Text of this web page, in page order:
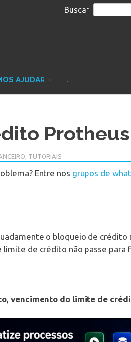
Buscar
AJUDAR .
Protheus
TUTORIAIS
Entre nos grupos de
o bloqueio de crédito
de crédito não passe para
, vencimento do limite de